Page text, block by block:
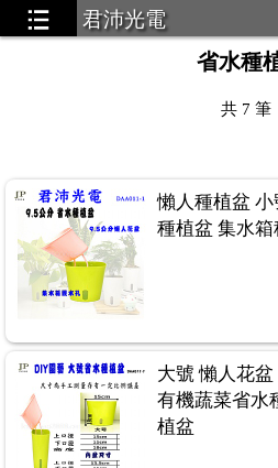
君沛光電
省水種
共 7 筆
懶人種植盆
種植盆 集水箱
大號 懶人花
有機蔬菜省水
植盆